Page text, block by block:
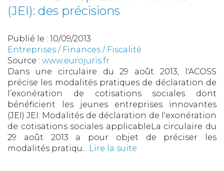
(JEI): des précisions
Publié le : 10/09/2013
Entreprises / Finances / Fiscalité
Source : www.eurojuris.fr
Dans une circulaire du 29 août 2013, l'ACOSS
précise les modalités pratiques de déclaration de
l’exonération de cotisations sociales dont
bénéficient les jeunes entreprises innovantes
(JEI).JEI: Modalités de déclaration de l'exonération
de cotisations sociales applicableLa circulaire du
29 août 2013 a pour objet de préciser les
modalités pratiqu...
Lire la suite